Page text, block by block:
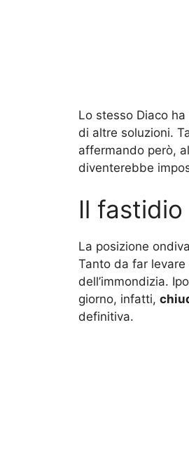
Lo stesso Diaco
di altre soluzioni.
affermando però,
diventerebbe
Il fastidio
La posizione
Tanto da far
dell’immondizia.
giorno, infatti,
definitiva.